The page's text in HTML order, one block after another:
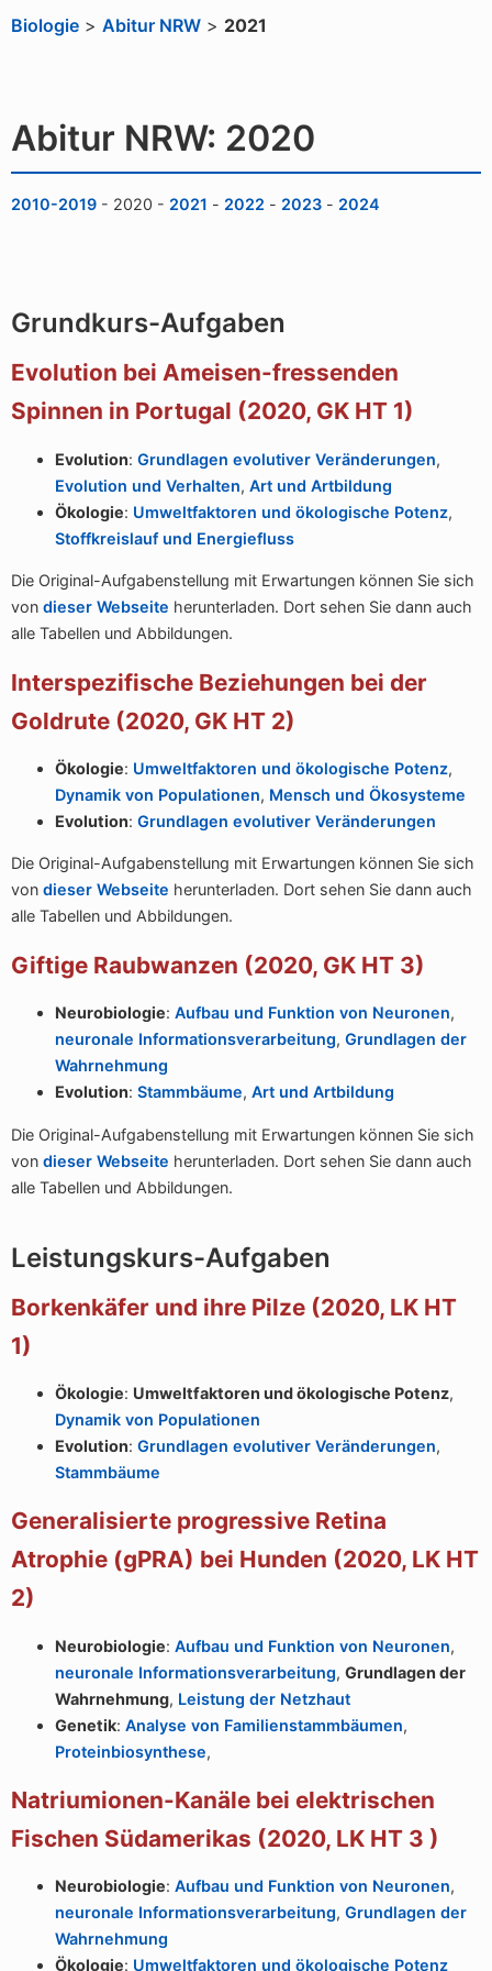
Biologie > Abitur NRW > 2021
Abitur NRW: 2020
2010-2019 - 2020 - 2021 - 2022 - 2023 - 2024
Grundkurs-Aufgaben
Evolution bei Ameisen-fressenden
Spinnen in Portugal (2020, GK HT 1)
Evolution: Grundlagen evolutiver Veränderungen,
Evolution und Verhalten, Art und Artbildung
Ökologie: Umweltfaktoren und ökologische Potenz,
Stoffkreislauf und Energiefluss
Die Original-Aufgabenstellung mit Erwartungen können Sie sich
von dieser Webseite herunterladen. Dort sehen Sie dann auch
alle Tabellen und Abbildungen.
Interspezifische Beziehungen bei der
Goldrute (2020, GK HT 2)
Ökologie: Umweltfaktoren und ökologische Potenz,
Dynamik von Populationen, Mensch und Ökosysteme
Evolution: Grundlagen evolutiver Veränderungen
Die Original-Aufgabenstellung mit Erwartungen können Sie sich
von dieser Webseite herunterladen. Dort sehen Sie dann auch
alle Tabellen und Abbildungen.
Giftige Raubwanzen (2020, GK HT 3)
Neurobiologie: Aufbau und Funktion von Neuronen,
neuronale Informationsverarbeitung, Grundlagen der
Wahrnehmung
Evolution: Stammbäume, Art und Artbildung
Die Original-Aufgabenstellung mit Erwartungen können Sie sich
von dieser Webseite herunterladen. Dort sehen Sie dann auch
alle Tabellen und Abbildungen.
Leistungskurs-Aufgaben
Borkenkäfer und ihre Pilze (2020, LK HT
1)
Ökologie: Umweltfaktoren und ökologische Potenz,
Dynamik von Populationen
Evolution: Grundlagen evolutiver Veränderungen,
Stammbäume
Generalisierte progressive Retina
Atrophie (gPRA) bei Hunden (2020, LK HT
2)
Neurobiologie: Aufbau und Funktion von Neuronen,
neuronale Informationsverarbeitung, Grundlagen der
Wahrnehmung, Leistung der Netzhaut
Genetik: Analyse von Familienstammbäumen,
Proteinbiosynthese,
Natriumionen-Kanäle bei elektrischen
Fischen Südamerikas (2020, LK HT 3 )
Neurobiologie: Aufbau und Funktion von Neuronen,
neuronale Informationsverarbeitung, Grundlagen der
Wahrnehmung
Ökologie: Umweltfaktoren und ökologische Potenz